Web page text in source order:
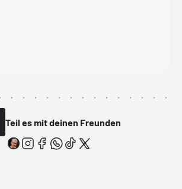
Teil es mit deinen Freunden